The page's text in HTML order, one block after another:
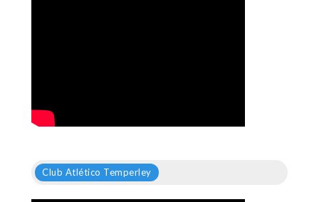
Club Atlético Temperley